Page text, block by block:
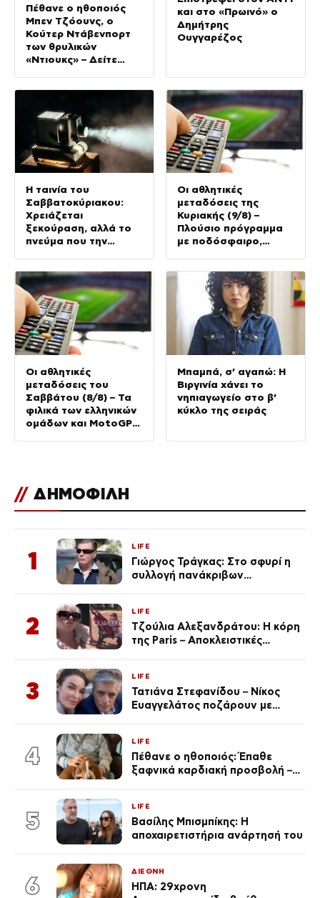
Πέθανε ο ηθοποιός
Μπεν Τζόουνς, ο
Κούτερ Ντάβενπορτ
των θρυλικών
«Ντιουκς» – Δείτε
και στο «Πρωινό» ο
Δημήτρης
Ουγγαρέζος
Η ταινία του
Σαββατοκύριακου:
Χρειάζεται
ξεκούραση, αλλά το
πνεύμα που την
να πάρει αυτό που
θέλει
Οι αθλητικές
μεταδόσεις της
Κυριακής (9/8) –
Πλούσιο πρόγραμμα
με ποδόσφαιρο,
Οι αθλητικές
μεταδόσεις του
Σαββάτου (8/8) – Τα
φιλικά των ελληνικών
ομάδων και MotoGP
Μπαμπά, σ’ αγαπώ: Η
Βιργινία χάνει το
νηπιαγωγείο στο β’
κύκλο της σειράς
// ΔΗΜΟΦΙΛΗ
1
LIFE
Γιώργος Τράγκας: Στο σφυρί η
συλλογή πανάκριβων
2
LIFE
Τζούλια Αλεξανδράτου: Η κόρη
της Paris – Αποκλειστικές
3
LIFE
Τατιάνα Στεφανίδου – Νίκος
Ευαγγελάτος ποζάρουν με
4
LIFE
Πέθανε ο ηθοποιός: Έπαθε
ξαφνικά καρδιακή προσβολή – Η
5
LIFE
Βασίλης Μπισμπίκης: Η
αποχαιρετιστήρια ανάρτησή του
6
ΔΙΕΘΝΗ
ΗΠΑ: 29χρονη